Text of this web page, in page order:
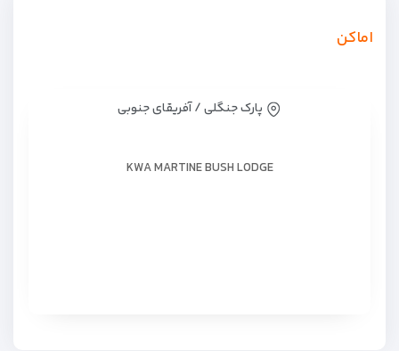
اماکن
پارک جنگلی / آفریقای جنوبی
KWA MARTINE BUSH LODGE